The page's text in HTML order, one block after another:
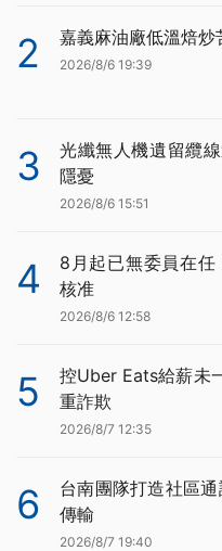
2 嘉義麻油廠低溫焙
2026/8/6 19:39
3
光纖無人機遺留纜
隱憂
2026/8/6 15:51
4
8月起已無委員在
核准
2026/8/6 12:58
5
控Uber Eats給薪未
重詐欺
2026/8/7 12:35
6
台南團隊打造社區
傳輸
2026/8/7 19:40